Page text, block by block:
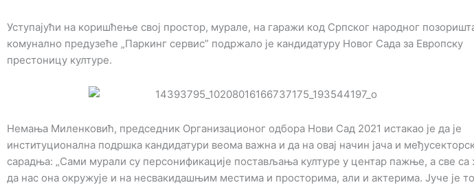
Уступајући на коришћење свој простор, мурале, на гаражи код Српског народног
комунално предузеће „Паркинг сервис” подржало је кандидатуру Новог Сада за Европску
престоницу културе.
Немања Миленковић, председник Организационог одбора Нови Сад 2021 истакао је да је
институционална подршка кандидатури веома важна и да на овај начин јача и
сарадња: „Сами мурали су персонификације постављања културе у центар пажње, а све
да нас она окружује и на несвакидашњим местима и просторима, али и актерима. Јуче је